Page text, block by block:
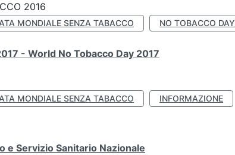
2016
MONDIALE SENZA TABACCO NO TOBACCO DAY
- World No Tobacco Day 2017
MONDIALE SENZA TABACCO INFORMAZIONE
e Servizio Sanitario Nazionale